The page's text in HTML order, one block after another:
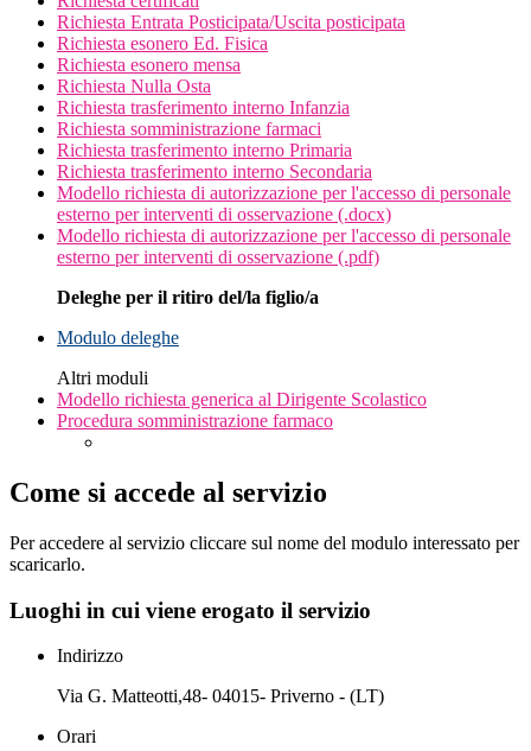
Richiesta Entrata Posticipata/Uscita posticipata
Richiesta esonero Ed. Fisica
Richiesta esonero mensa
Richiesta Nulla Osta
Richiesta trasferimento interno Infanzia
Richiesta somministrazione farmaci
Richiesta trasferimento interno Primaria
Richiesta trasferimento interno Secondaria
Modello richiesta di autorizzazione per l'accesso di personale
esterno per interventi di osservazione (.docx)
Modello richiesta di autorizzazione per l'accesso di personale
esterno per interventi di osservazione (.pdf)
Deleghe per il ritiro del/la figlio/a
Modulo deleghe
Altri moduli
Modello richiesta generica al Dirigente Scolastico
Procedura somministrazione farmaco
Come si accede al servizio
Per accedere al servizio cliccare sul nome del modulo interessato per
scaricarlo.
Luoghi in cui viene erogato il servizio
Indirizzo
Via G. Matteotti,48- 04015- Priverno - (LT)
Orari